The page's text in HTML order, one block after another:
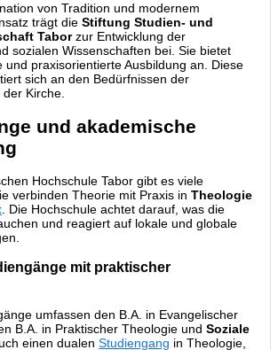
von Tradition und modernem
trägt die Stiftung Studien- und
Taborzur Entwicklung der
sozialen Wissenschaften bei. Sie bietet
und praxisorientierte Ausbildung an. Diese
sich an den Bedürfnissen der
Kirche.
und akademische
Hochschule Tabor gibt es viele
verbinden Theorie mit Praxis in Theologie
. Die Hochschule achtet darauf, was die
und reagiert auf lokale und globale
mit praktischer
umfassen den B.A. in Evangelischer
B.A. in Praktischer Theologie und Soziale
einen dualen Studiengang in Theologie,